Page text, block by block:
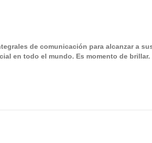
de comunicación para alcanzar a
en todo el mundo. Es momento de brillar.